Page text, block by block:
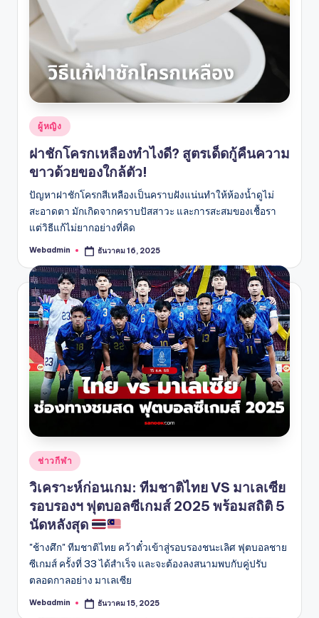
Posted
in
ผู้หญิง
ฝาชักโครกเหลืองทำไงดี? สูตรเด็ดกู้คืนความ
ขาวด้วยของใกล้ตัว!
ปัญหาฝาชักโครกสีเหลืองเป็นคราบฝังแน่นทำให้ห้องน้ำดูไม่
สะอาดตา มักเกิดจากคราบปัสสาวะ และการสะสมของเชื้อรา
แต่วิธีแก้ไม่ยากอย่างที่คิด
Posted
Webadmin ธันวาคม 16, 2025
Posted
in
ช่าวกีฬา
วิเคราะห์ก่อนเกม: ทีมชาติไทย VS มาเลเซีย
รอบรองฯ ฟุตบอลซีเกมส์ 2025 พร้อมสถิติ 5
นัดหลังสุด
"ช้างศึก" ทีมชาติไทย คว้าตั๋วเข้าสู่รอบรองชนะเลิศ ฟุตบอลชาย
ซีเกมส์ ครั้งที่ 33 ได้สำเร็จ และจะต้องลงสนามพบกับคู่ปรับ
ตลอดกาลอย่าง มาเลเซีย
Posted
Webadmin ธันวาคม 15, 2025